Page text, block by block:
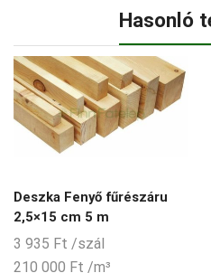
Hasonló
Deszka Fenyő fűrészáru
2,5×15 cm 5 m
3 935 Ft /szál
210 000 Ft /m³